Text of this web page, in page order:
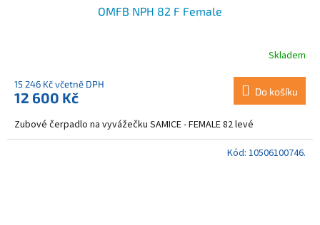
OMFB NPH 82 F Female
Skladem
15 246 Kč včetně DPH
12 600 Kč Do košíku
Zubové čerpadlo na vyvážečku SAMICE - FEMALE 82 levé
Kód: 10506100746.